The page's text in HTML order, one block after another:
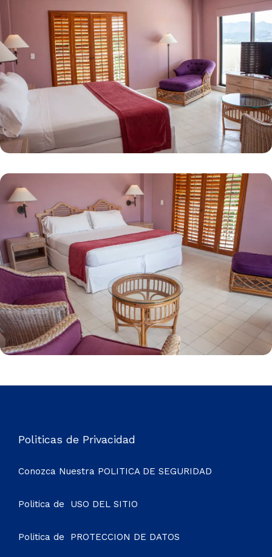
Politicas de Privacidad
Conozca Nuestra POLITICA DE SEGURIDAD
Politica de USO DEL SITIO
Politica de PROTECCION DE DATOS